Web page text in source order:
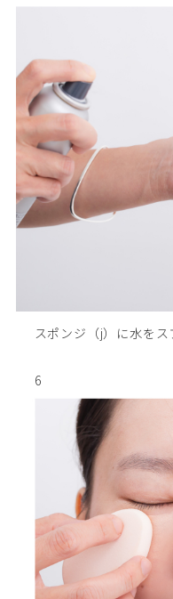
スポンジ（j）に水をス
6